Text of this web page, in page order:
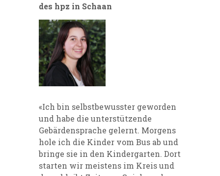
des hpz in Schaan
«Ich bin selbstbewusster geworden
und habe die unterstützende
Gebärdensprache gelernt. Morgens
hole ich die Kinder vom Bus ab und
bringe sie in den Kindergarten. Dort
starten wir meistens im Kreis und